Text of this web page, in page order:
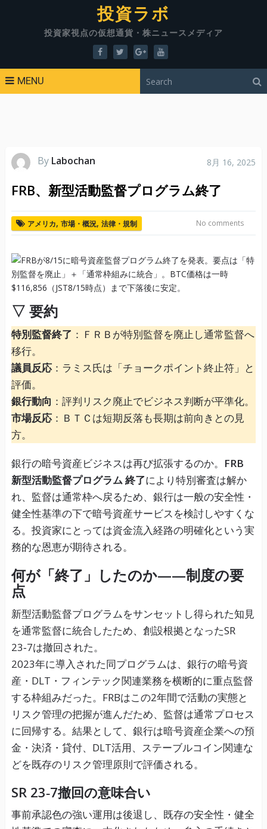
投資ラボ
投資家視点の仮想通貨・株ニュースメディア
MENU
By Labochan 8月 16, 2025
FRB、新型活動監督プログラム終了
アメリカ, 市場・概況, 法律・規制 No comments
▽ 要約
特別監督終了 ：ＦＲＢが特別監督を廃止し通常監督へ
移行。
議員反応：ラミス氏は「チョークポイント終止符」と
評価。
銀行動向 ：評判リスク廃止でビジネス判断が平準化。
市場反応：ＢＴＣは短期反落も長期は前向きとの見
方。
銀行の暗号資産ビジネスは再び拡張するのか。 FRB
新型活動監督プログラム 終了により特別審査は解か
れ、監督は通常枠へ戻るため、銀行は一般の安全性・
健全性基準の下で暗号資産サービスを検討しやすくな
る。投資家にとっては資金流入経路の明確化という実
務的な恩恵が期待される。
何が「終了」したのか——制度の要
点
新型活動監督プログラムをサンセットし得られた知見
を通常監督に統合したため、創設根拠となったSR
23‑7は撤回された。
2023年に導入された同プログラムは、銀行の暗号資
産・DLT・フィンテック関連業務を横断的に重点監督
する枠組みだった。FRBはこの2年間で活動の実態と
リスク管理の把握が進んだため、監督は通常プロセス
に回帰する。結果として、銀行は暗号資産企業への預
金・決済・貸付、DLT活用、ステーブルコイン関連な
どを既存のリスク管理原則で評価される。
SR 23‑7撤回の意味合い
事前承認色の強い運用は後退し、既存の安全性・健全